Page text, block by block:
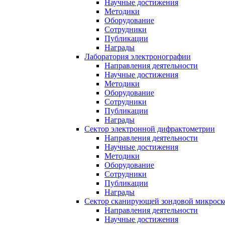
Научные достижения
Методики
Оборудование
Сотрудники
Публикации
Награды
Лаборатория электронографии
Направления деятельности
Научные достижения
Методики
Оборудование
Сотрудники
Публикации
Награды
Сектор электронной дифрактометрии
Направления деятельности
Научные достижения
Методики
Оборудование
Сотрудники
Публикации
Награды
Сектор сканирующей зондовой
Направления деятельности
Научные достижения